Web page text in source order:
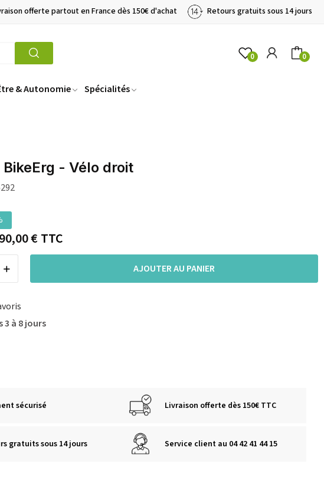
offerte partout en France dès 150€ d'achat Retours gratuits sous 14 jours
0 0
& Autonomie Spécialités
- Vélo droit
€TTC
AJOUTER AU PANIER
3 à 8 jours
sécurisé Livraison offerte dès 150€ TTC
gratuits sous 14 jours Service client au 04 42 41 44 15